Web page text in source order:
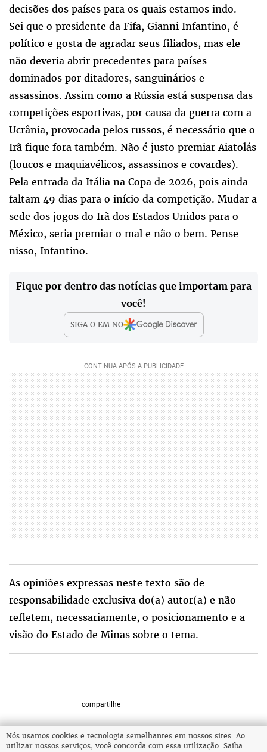
decisões dos países para os quais estamos indo.
Sei que o presidente da Fifa, Gianni Infantino, é
político e gosta de agradar seus filiados, mas ele
não deveria abrir precedentes para países
dominados por ditadores, sanguinários e
assassinos. Assim como a Rússia está suspensa das
competições esportivas, por causa da guerra com a
Ucrânia, provocada pelos russos, é necessário que o
Irã fique fora também. Não é justo premiar Aiatolás
(loucos e maquiavélicos, assassinos e covardes).
Pela entrada da Itália na Copa de 2026, pois ainda
faltam 49 dias para o início da competição. Mudar a
sede dos jogos do Irã dos Estados Unidos para o
México, seria premiar o mal e não o bem. Pense
nisso, Infantino.
Fique por dentro das notícias que importam para
você!
SIGA O EMNO
As opiniões expressas neste texto são de
responsabilidade exclusiva do(a) autor(a) e não
refletem, necessariamente, o posicionamento e a
visão do Estado de Minas sobre o tema.
compartilhe
Nós usamos cookies e tecnologia semelhantes em nossos sites. Ao
utilizar nossos serviços, você concorda com essa utilização. Saiba